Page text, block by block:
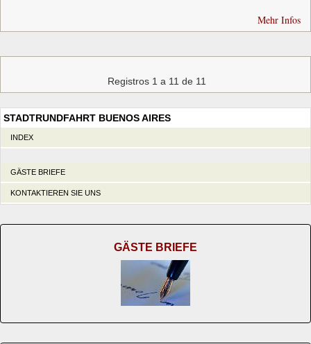
Mehr Infos
Registros 1 a 11 de 11
STADTRUNDFAHRT BUENOS AIRES
INDEX
GÄSTE BRIEFE
KONTAKTIEREN SIE UNS
GÄSTE BRIEFE